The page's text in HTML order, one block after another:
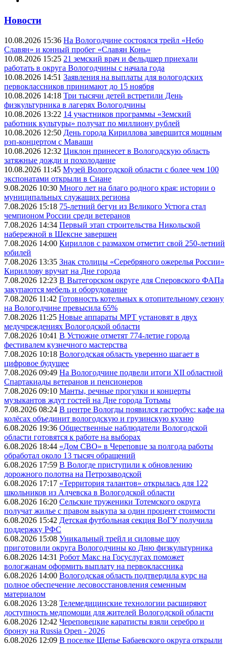
Новости
10.08.2026 15:36 На Вологодчине состоялся трейл «Небо
Славян» и конный пробег «Славян Конь»
10.08.2026 15:25 21 земский врач и фельдшер приехали
работать в округа Вологодчины с начала года
10.08.2026 14:51 Заявления на выплаты для вологодских
первоклассников принимают до 15 ноября
10.08.2026 14:18 Три тысячи детей встретили День
физкультурника в лагерях Вологодчины
10.08.2026 13:22 14 участников программы «Земский
работник культуры» получат по миллиону рублей
10.08.2026 12:50 День города Кириллова завершится мощным
рэп-концертом с Маваши
10.08.2026 12:32 Циклон принесет в Вологодскую область
затяжные дожди и похолодание
10.08.2026 11:45 Музей Вологодской области с более чем 100
экспонатами открыли в Сиане
9.08.2026 10:30 Много лет на благо родного края: истории о
муниципальных служащих региона
7.08.2026 15:18 75-летний бегун из Великого Устюга стал
чемпионом России среди ветеранов
7.08.2026 14:34 Первый этап строительства Никольской
набережной в Шексне завершен
7.08.2026 14:00 Кириллов с размахом отметит свой 250-летний
юбилей
7.08.2026 13:35 Знак столицы «Серебряного ожерелья России»
Кириллову вручат на Дне города
7.08.2026 12:23 В Вытегорском округе для Сперовского ФАПа
закупаются мебель и оборудование
7.08.2026 11:42 Готовность котельных к отопительному сезону
на Вологодчине превысила 65%
7.08.2026 11:25 Новые аппараты МРТ установят в двух
медучреждениях Вологодской области
7.08.2026 10:41 В Устюжне отметят 774-летие города
фестивалем кузнечного мастерства
7.08.2026 10:18 Вологодская область уверенно шагает в
цифровое будущее
7.08.2026 09:49 На Вологодчине подвели итоги XII областной
Спартакиады ветеранов и пенсионеров
7.08.2026 09:10 Манты, речные прогулки и концерты
музыкантов ждут гостей на Дне города Тотьмы
7.08.2026 08:24 В центре Вологды появился гастробус: кафе на
колёсах объединит вологодскую и грузинскую кухню
6.08.2026 19:36 Общественные наблюдатели Вологодской
области готовятся к работе на выборах
6.08.2026 18:44 «Дом СВО» в Череповце за полгода работы
обработал около 13 тысяч обращений
6.08.2026 17:59 В Вологде приступили к обновлению
дорожного полотна на Петрозаводской
6.08.2026 17:17 «Территория талантов» открылась для 122
школьников из Алчевска в Вологодской области
6.08.2026 16:20 Сельские труженики Тотемского округа
получат жилье с правом выкупа за один процент стоимости
6.08.2026 15:42 Детская футбольная секция ВоГУ получила
поддержку РФС
6.08.2026 15:08 Уникальный трейл и силовые шоу
приготовили округа Вологодчины ко Дню физкультурника
6.08.2026 14:31 Робот Макс на Госуслугах поможет
вологжанам оформить выплату на первоклассника
6.08.2026 14:00 Вологодская область подтвердила курс на
полное обеспечение лесовосстановления семенным
материалом
6.08.2026 13:28 Телемедицинские технологии расширяют
доступность медпомощи для жителей Вологодской области
6.08.2026 12:42 Череповецкие каратисты взяли серебро и
бронзу на Russia Open - 2026
6.08.2026 12:09 В поселке Щепье Бабаевского округа открыли